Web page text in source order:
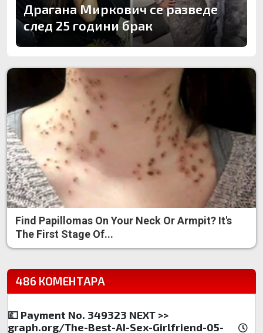
Драгана Миркович се разведе
след 25 години брак
Find Papillomas On Your Neck Or Armpit? It's
The First Stage Of...
486 КОМЕНТАРА
💷 Payment No. 349323 NEXT >>
graph.org/The-Best-AI-Sex-Girlfriend-05-